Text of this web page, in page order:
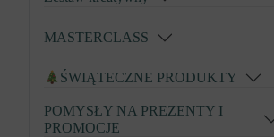
MASTERCLASS
ŚWIĄTECZNE PRODUKTY
POMYSŁY NA PREZENTY I
PROMOCJE